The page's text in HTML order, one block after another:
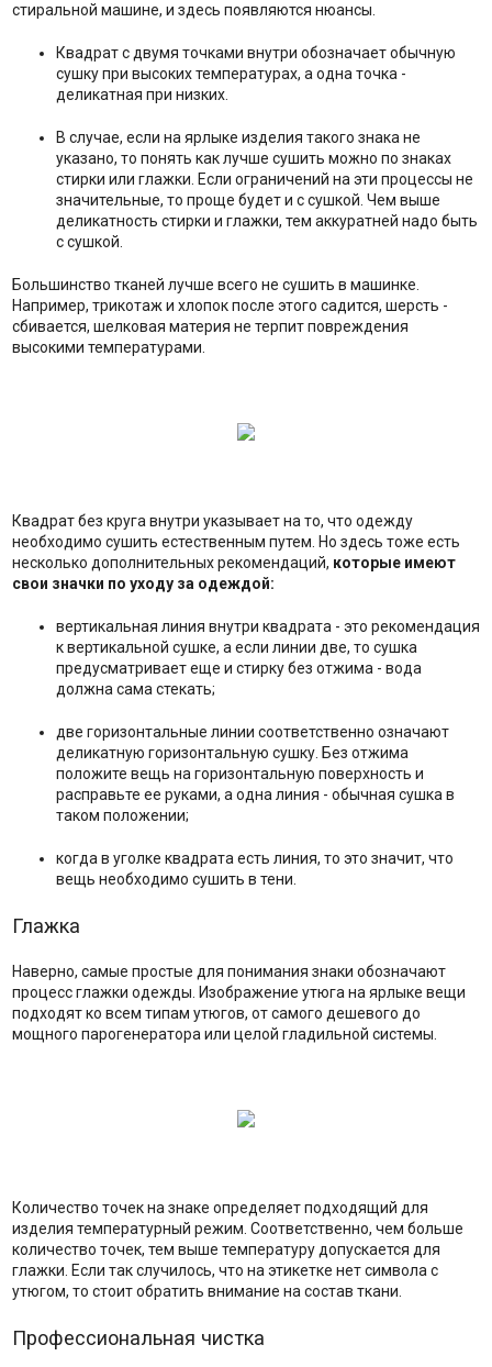
стиральной машине, и здесь появляются нюансы.
Квадрат с двумя точками внутри обозначает обычную
сушку при высоких температурах, а одна точка -
деликатная при низких.
В случае, если на ярлыке изделия такого знака не
указано, то понять как лучше сушить можно по знаках
стирки или глажки. Если ограничений на эти процессы не
значительные, то проще будет и с сушкой. Чем выше
деликатность стирки и глажки, тем аккуратней надо быть
с сушкой.
Большинство тканей лучше всего не сушить в машинке.
Например, трикотаж и хлопок после этого садится, шерсть -
сбивается, шелковая материя не терпит повреждения
высокими температурами.
Квадрат без круга внутри указывает на то, что одежду
необходимо сушить естественным путем. Но здесь тоже есть
несколько дополнительных рекомендаций, которые имеют
свои значки по уходу за одеждой:
вертикальная линия внутри квадрата - это рекомендация
к вертикальной сушке, а если линии две, то сушка
предусматривает еще и стирку без отжима - вода
должна сама стекать;
две горизонтальные линии соответственно означают
деликатную горизонтальную сушку. Без отжима
положите вещь на горизонтальную поверхность и
расправьте ее руками, а одна линия - обычная сушка в
таком положении;
когда в уголке квадрата есть линия, то это значит, что
вещь необходимо сушить в тени.
Глажка
Наверно, самые простые для понимания знаки обозначают
процесс глажки одежды. Изображение утюга на ярлыке вещи
подходят ко всем типам утюгов, от самого дешевого до
мощного парогенератора или целой гладильной системы.
Количество точек на знаке определяет подходящий для
изделия температурный режим. Соответственно, чем больше
количество точек, тем выше температуру допускается для
глажки. Если так случилось, что на этикетке нет символа с
утюгом, то стоит обратить внимание на состав ткани.
Профессиональная чистка